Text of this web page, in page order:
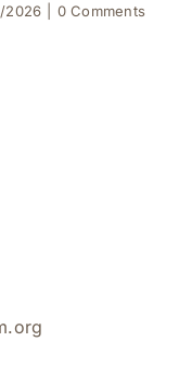
2026 0 Comments